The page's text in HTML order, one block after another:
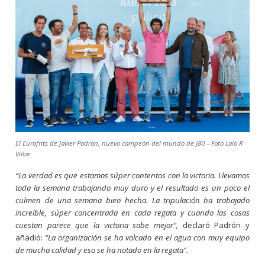
El Eurofrits de Javier Padrón, nuevo campeón del mundo de J80 – Foto Lalo R
Villar
“La verdad es que estamos súper contentos con la victoria. Llevamos
toda la semana trabajando muy duro y el resultado es un poco el
culmen de una semana bien hecha. La tripulación ha trabajado
increíble, súper concentrada en cada regata y cuando las cosas
cuestan parece que la victoria sabe mejor”,
declaró Padrón y
añadió: “La organización se ha volcado en el agua con muy equipo
de mucha calidad y eso se ha notado en la regata”.